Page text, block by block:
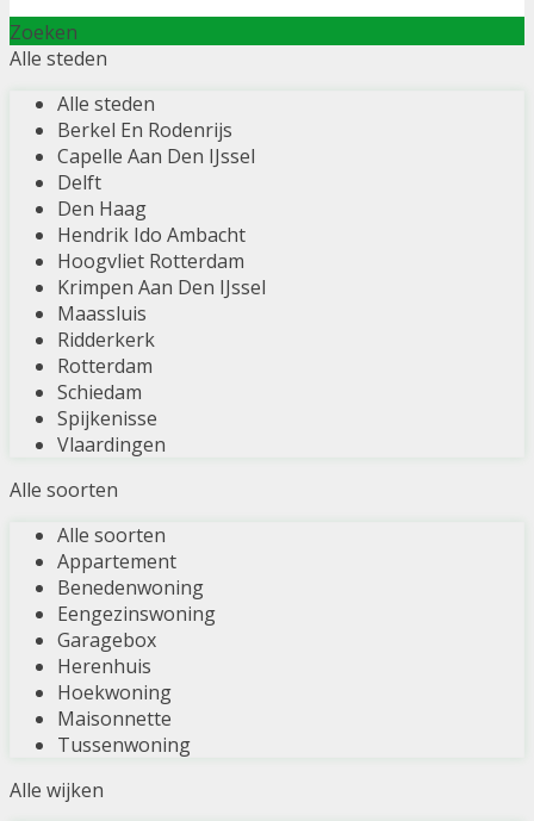
Zoeken
Alle steden
Alle steden
Berkel En Rodenrijs
Capelle Aan Den IJssel
Delft
Den Haag
Hendrik Ido Ambacht
Hoogvliet Rotterdam
Krimpen Aan Den IJssel
Maassluis
Ridderkerk
Rotterdam
Schiedam
Spijkenisse
Vlaardingen
Alle soorten
Alle soorten
Appartement
Benedenwoning
Eengezinswoning
Garagebox
Herenhuis
Hoekwoning
Maisonnette
Tussenwoning
Alle wijken